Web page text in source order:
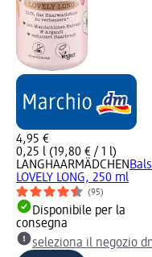
4,95 €
0,25 l (19,80 € / 1 l)
LANGHAARMÄDCHEN
LOVELY LONG, 250 ml
(95)
Disponibile per la
consegna
seleziona il negozio